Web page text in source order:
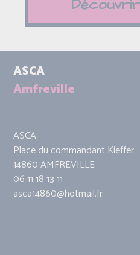
ASCA
Amfreville
ASCA
Place du commandant Kieffer
14860 AMFREVILLE
06 11 18 13 11
asca14860@hotmail.fr